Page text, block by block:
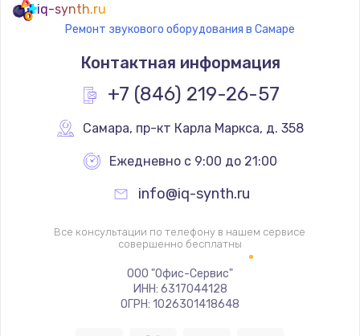
Замена термостата
1200 руб.
Заказать
Замена реле
700 руб.
Заказать
Замена ТЭНа
iq-synth.ru
Ремонт звукового оборудования в Самаре
Контактная информация
+7 (846) 219-26-57
Самара, пр-кт Карла Маркса, д. 358
Ежедневно с 9:00 до 21:00
info@iq-synth.ru
Все консультации по телефону в нашем сервисе
совершенно бесплатны
ООО "Офис-Сервис"
ИНН: 6317044128
ОГРН: 1026301418648